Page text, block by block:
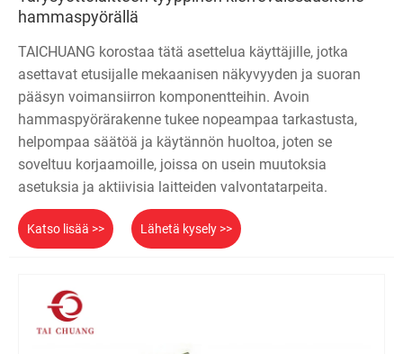
hammaspyörällä
TAICHUANG korostaa tätä asettelua käyttäjille, jotka
asettavat etusijalle mekaanisen näkyvyyden ja suoran
pääsyn voimansiirron komponentteihin. Avoin
hammaspyörärakenne tukee nopeampaa tarkastusta,
helpompaa säätöä ja käytännön huoltoa, joten se
soveltuu korjaamoille, joissa on usein muutoksia
asetuksia ja aktiivisia laitteiden valvontatarpeita.
Katso lisää >> Lähetä kysely >>